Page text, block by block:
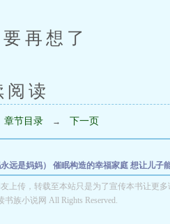
再想了
读
章节目录 → 下一页
远是妈妈） 催眠构造的幸福家庭 想让儿子
方式爸爸是我的城里俏婊子回村给肮脏农民
传
上传，转载至本站只是为了宣传本书让更多
书族小说网 All Rights Reserved.